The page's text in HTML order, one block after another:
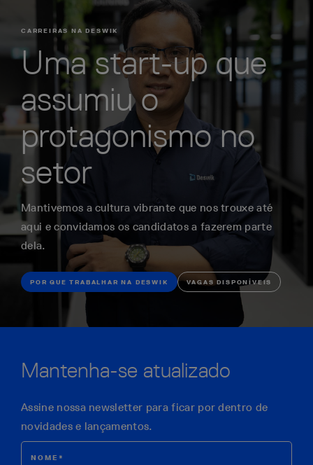
CARREIRAS NA DESWIK
Uma start-up que
assumiu o
protagonismo no
setor
Mantivemos a cultura vibrante que nos trouxe até
aqui e convidamos os candidatos a fazerem parte
dela.
POR QUE TRABALHAR NA DESWIK VAGAS DISPONÍVEIS
Mantenha-se atualizado
Assine nossa newsletter para ficar por dentro de
novidades e lançamentos.